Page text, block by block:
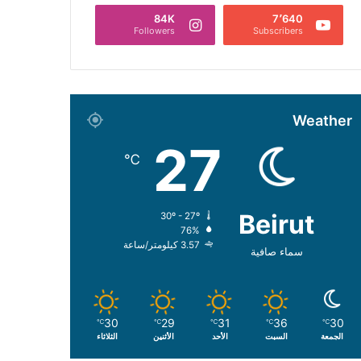
7٬640
Subscribers
84K
Followers
Weather
Beirut
سماء صافية
27
℃
76%
3.57 كيلومتر/ساعة
30
℃
الجمعة
36
℃
السبت
31
℃
الأحد
29
℃
الأثنين
30
℃
الثلاثاء